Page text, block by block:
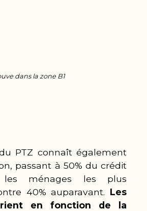
dans la zone B1
PTZ connaît également
passant à 50% du crédit
ménages les plus
40% auparavant. Les
en fonction de la